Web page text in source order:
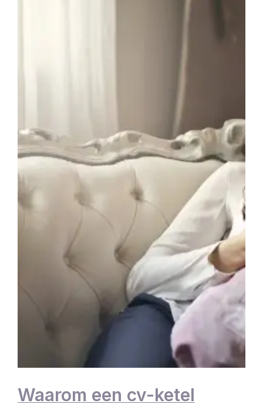
Waarom een cv-ketel